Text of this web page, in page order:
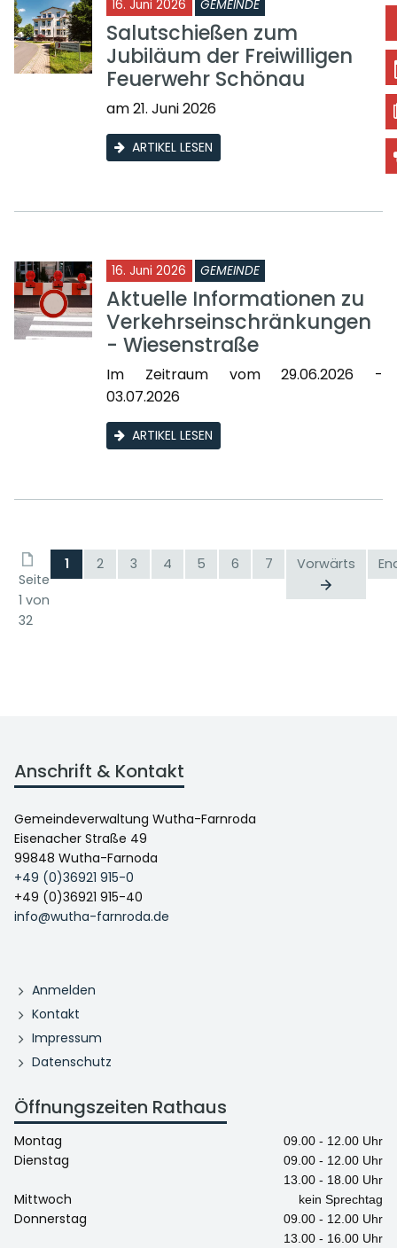
16. Juni 2026 GEMEINDE
Salutschießen zum
Jubiläum der Freiwilligen
Feuerwehr Schönau
am 21. Juni 2026
ARTIKEL LESEN
16. Juni 2026 GEMEINDE
Aktuelle Informationen zu
Verkehrseinschränkungen
- Wiesenstraße
Im Zeitraum vom 29.06.2026 -
03.07.2026
ARTIKEL LESEN
Seite
1 von
32
1 2 3 4 5 6 7 Vorwärts
Anschrift & Kontakt
Gemeindeverwaltung Wutha-Farnroda
Eisenacher Straße 49
99848 Wutha-Farnoda
+49 (0)36921 915-0
+49 (0)36921 915-40
info@wutha-farnroda.de
Anmelden
Kontakt
Impressum
Datenschutz
Öffnungszeiten Rathaus
Montag 09.00 - 12.00 Uhr
Dienstag
09.00 - 12.00 Uhr
13.00 - 18.00 Uhr
Mittwoch kein Sprechtag
Donnerstag
09.00 - 12.00 Uhr
13.00 - 16.00 Uhr